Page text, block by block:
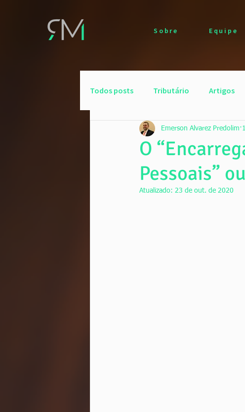
Sobre Equipe
Todos posts Tributário Artigos
Predolim Advogados
O
Pessoais”
Emerson Alvarez Predolim
Atualizado: 23 de out. de 2020